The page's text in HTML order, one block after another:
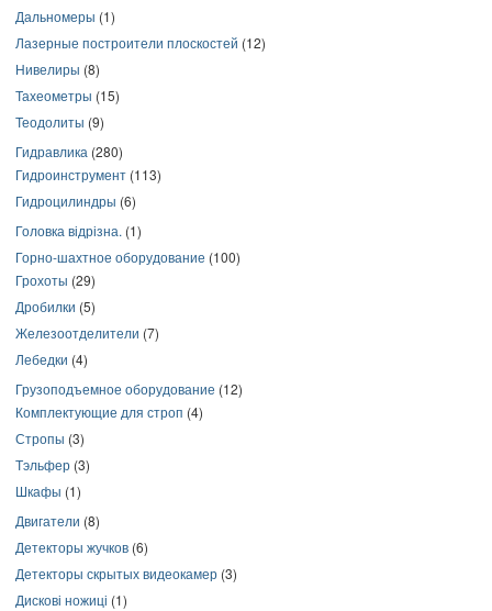
Дальномеры (1)
Лазерные построители плоскостей (12)
Нивелиры (8)
Тахеометры (15)
Теодолиты (9)
Гидравлика (280)
Гидроинструмент (113)
Гидроцилиндры (6)
Головка відрізна. (1)
Горно-шахтное оборудование (100)
Грохоты (29)
Дробилки (5)
Железоотделители (7)
Лебедки (4)
Грузоподъемное оборудование (12)
Комплектующие для строп (4)
Стропы (3)
Тэльфер (3)
Шкафы (1)
Двигатели (8)
Детекторы жучков (6)
Детекторы скрытых видеокамер (3)
Дискові ножиці (1)